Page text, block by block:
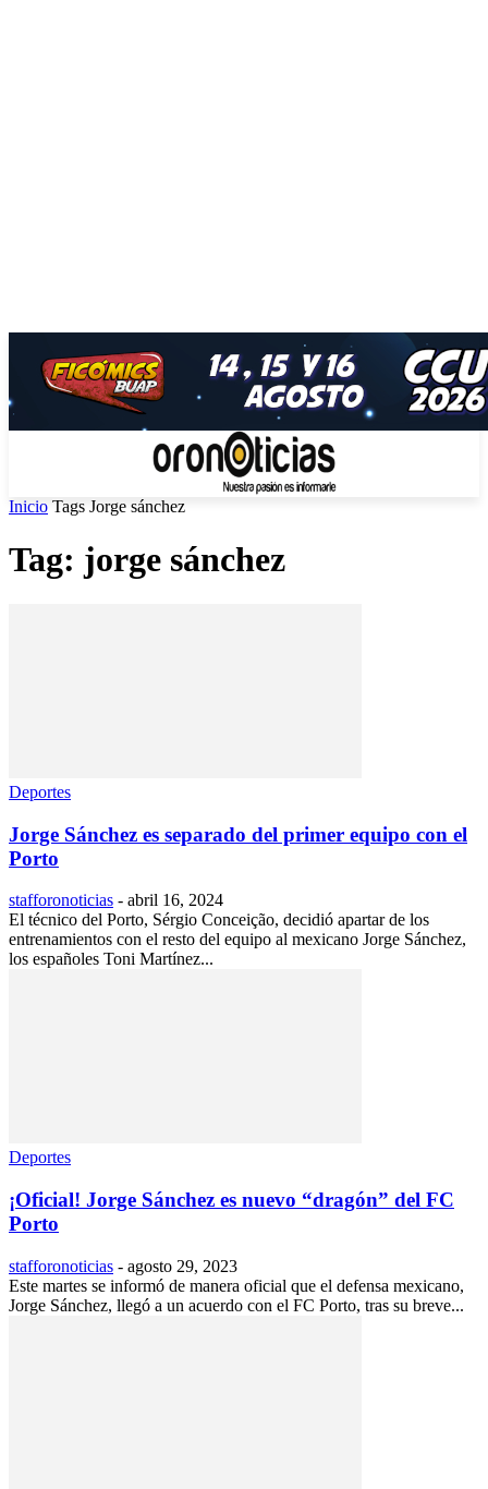
Inicio Tags Jorge sánchez
Tag: jorge sánchez
Deportes
Jorge Sánchez es separado del primer equipo con el
Porto
stafforonoticias - abril 16, 2024
El técnico del Porto, Sérgio Conceição, decidió apartar de los
entrenamientos con el resto del equipo al mexicano Jorge Sánchez,
los españoles Toni Martínez...
Deportes
¡Oficial! Jorge Sánchez es nuevo “dragón” del FC
Porto
stafforonoticias - agosto 29, 2023
Este martes se informó de manera oficial que el defensa mexicano,
Jorge Sánchez, llegó a un acuerdo con el FC Porto, tras su breve...